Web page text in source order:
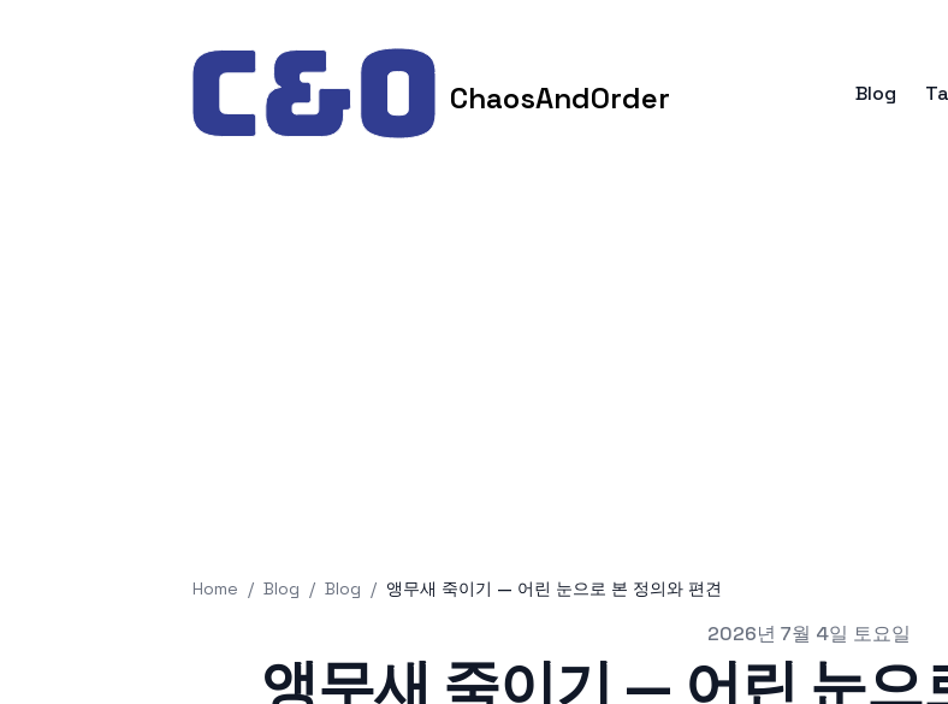
ChaosAndOrder Blog
Home / Blog / Blog / 앵무새 죽이기 — 어린 눈으로 본 정의와 편견
2026년 7월 4일 토요일
앵무새 죽이기 — 어린 눈으